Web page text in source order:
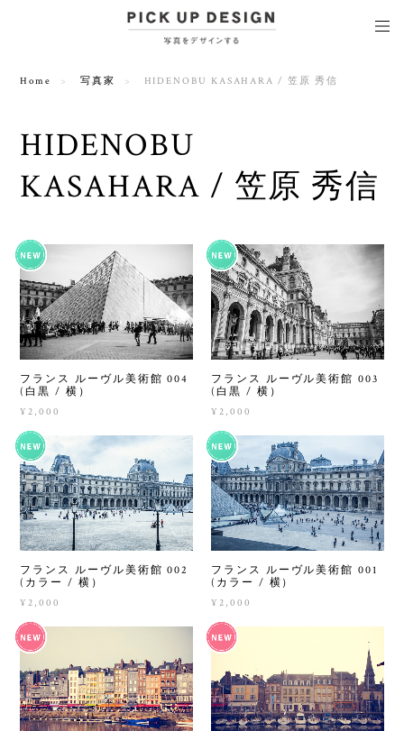
Home 写真家 HIDENOBU KASAHARA / 笠原 秀信
HIDENOBU
KASAHARA / 笠原 秀信
フランス ルーヴル美術館 004
(白黒 / 横）
¥2,000
フランス ルーヴル美術館 003
(白黒 / 横）
¥2,000
フランス ルーヴル美術館 002
(カラー / 横）
¥2,000
フランス ルーヴル美術館 001
(カラー / 横）
¥2,000